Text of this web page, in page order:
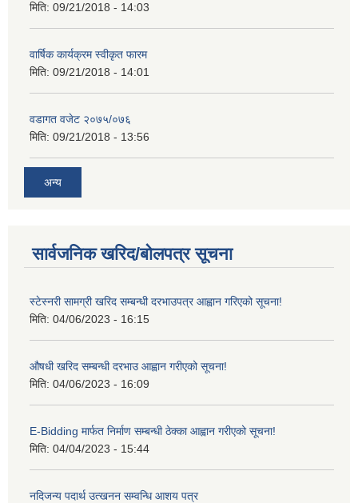
मिति: 09/21/2018 - 14:03
वार्षिक कार्यक्रम स्वीकृत फारम
मिति: 09/21/2018 - 14:01
वडागत वजेट २०७५/०७६
मिति: 09/21/2018 - 13:56
अन्य
सार्वजनिक खरिद/बोलपत्र सूचना
स्टेस्नरी सामग्री खरिद सम्बन्धी दरभाउपत्र आह्वान गरिएको सूचना!
मिति: 04/06/2023 - 16:15
औषधी खरिद सम्बन्धी दरभाउ आह्वान गरीएको सूचना!
मिति: 04/06/2023 - 16:09
E-Bidding मार्फत निर्माण सम्बन्धी ठेक्का आह्वान गरीएको सूचना!
मिति: 04/04/2023 - 15:44
नदिजन्य पदार्थ उत्खनन सम्वन्धि आशय पत्र